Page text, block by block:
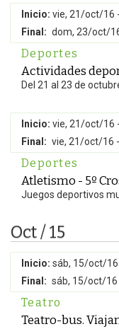
Inicio: vie, 21/oct/16
Final: dom, 23/oct/
Deportes
Actividades
Del 21 al 23 de
Inicio: vie, 21/oct/16
Final: vie, 21/oct/16
Deportes
Atletismo - 5º
Juegos deportivos
Oct / 15
Inicio: sáb, 15/oct/16
Final: sáb, 15/oct/16
Teatro
Teatro-bus.